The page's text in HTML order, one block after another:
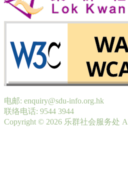
电邮: enquiry@sdu-info.org.hk
联络电话: 9544 3944
Copyright © 2026 乐群社会服务处